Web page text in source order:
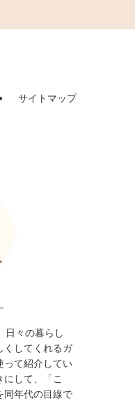
サイトマップ
日々の暮らし
くしてくれるガ
って紹介してい
して、「こ
同年代の目線で